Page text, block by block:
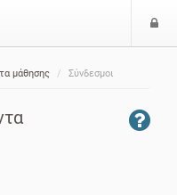
μάθησης Σύνδεσμοι